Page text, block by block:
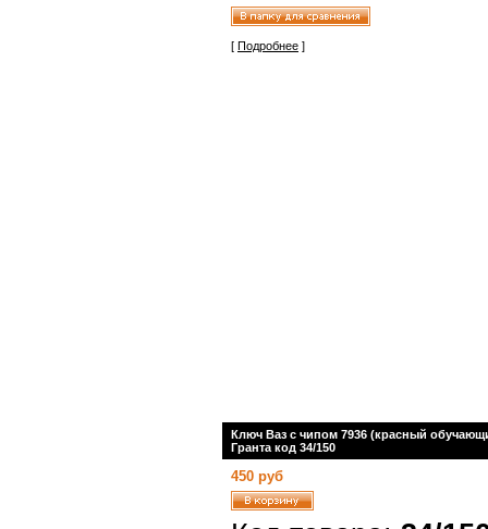
[ Подробнее ]
Ключ Ваз с чипом 7936 (красный
Гранта код 34/150
450 руб